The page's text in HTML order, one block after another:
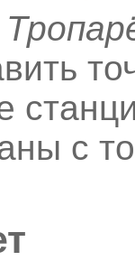
с